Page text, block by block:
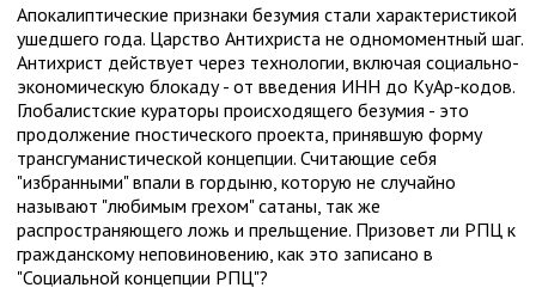
Апокалиптические признаки безумия стали характеристикой
ушедшего года. Царство Антихриста не одномоментный шаг.
Антихрист действует через технологии, включая социально-
экономическую блокаду - от введения ИНН до КуАр-кодов.
Глобалистские кураторы происходящего безумия - это
продолжение гностического проекта, принявшую форму
трансгуманистической концепции. Считающие себя
"избранными" впали в гордыню, которую не случайно
называют "любимым грехом" сатаны, так же
распространяющего ложь и прельщение. Призовет ли РПЦ к
гражданскому неповиновению, как это записано в
"Социальной концепции РПЦ"?